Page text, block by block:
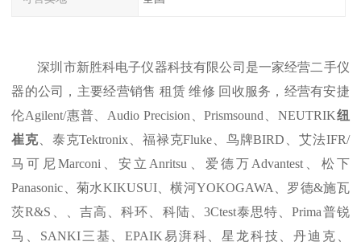
深圳市新胜科电子仪器科技有限公司是一家经营二手仪
器的公司，主要经营销售 租赁 维修 回收服务，经营有安捷
伦Agilent/惠普、 Audio Precision 、Prismsound NEUTRIK纽
崔克、泰克Tektronix 、福禄克Fluke 、鸟牌BIRD 、艾法IFR/
马可尼Marconi 、安立 Anritsu 、爱德万 Advantest 、松下
Panasonic 、菊水KIKUSUI、横河YOKOGAWA 、罗德&施瓦
茨R&S 吉高 、科环 科陆 3Ctest泰思特 、Prima普锐
马
SANKI三基 、EPAIK易湃科 、星龙科技 、丹迪克